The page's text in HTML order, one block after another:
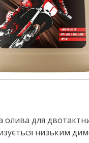
олива для
низьким